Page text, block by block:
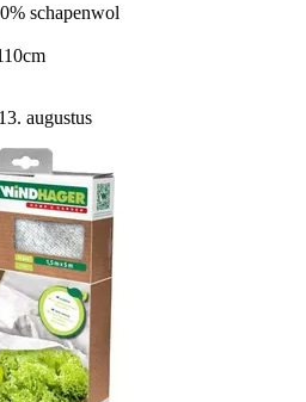
schapenwol
augustus